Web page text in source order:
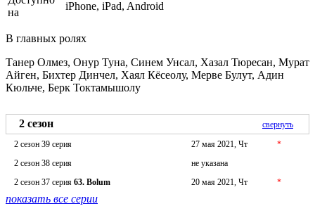
на
iPhone, iPad, Android
В главных ролях
Танер Олмез, Онур Туна, Синем Унсал, Хазал Тюресан, Мурат
Айген, Бихтер Динчел, Хаял Кёсеолу, Мерве Булут, Адин
Кюльче, Берк Токтамышолу
2 сезон
свернуть
2 сезон 39 серия
27 мая 2021, Чт
*
2 сезон 38 серия
не указана
2 сезон 37 серия 63. Bolum 20 мая 2021, Чт *
показать все серии